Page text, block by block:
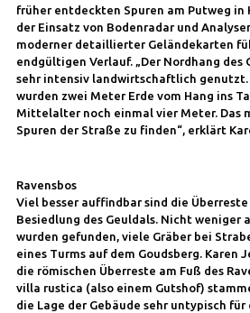
früher entdeckten Spuren am Putweg in
der Einsatz von Bodenradar und
moderner detaillierter Geländekarten
endgültigen Verlauf. „Der Nordhang des
sehr intensiv landwirtschaftlich
wurden zwei Meter Erde vom Hang ins
Mittelalter noch einmal vier Meter. Das
Spuren der Straße zu finden“, erklärt
Ravensbos
Viel besser auffindbar sind die
Besiedlung des Geuldals. Nicht weniger
wurden gefunden, viele Gräber bei
eines Turms auf dem Goudsberg. Karen
die römischen Überreste am Fuß des
villa rustica (also einem Gutshof)
die Lage der Gebäude sehr untypisch